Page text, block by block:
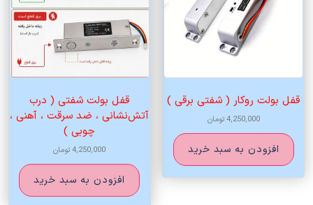
قفل بولت روکار ( شفتی برقی )
4,250,000تومان
افزودن به سبد خرید
قفل بولت شفتی ( درب
آتش‌نشانی ، ضد سرقت ، آهنی ،
چوبی )
4,250,000تومان
افزودن به سبد خرید